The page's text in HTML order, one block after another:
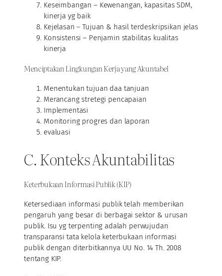
Keseimbangan – Kewenangan, kapasitas SDM,
kinerja yg baik
Kejelasan – Tujuan & hasil terdeskripsikan jelas
Konsistensi – Penjamin stabilitas kualitas
kinerja
Menciptakan Lingkungan Kerja yang Akuntabel
Menentukan tujuan daa tanjuan
Merancang stretegi pencapaian
Implementasi
Monitoring progres dan laporan
evaluasi
C. Konteks Akuntabilitas
Keterbukaan Informasi Publik (KIP)
Ketersediaan informasi publik telah memberikan
pengaruh yang besar di berbagai sektor & urusan
publik. Isu yg terpenting adalah perwujudan
transparansi tata kelola keterbukaan informasi
publik dengan diterbitkannya UU No. 14 Th. 2008
tentang KIP.